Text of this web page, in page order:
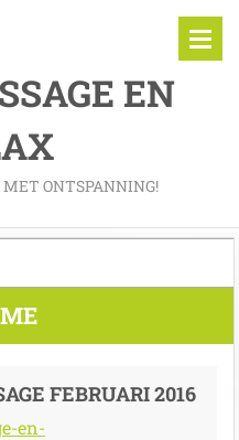
EN
ONTSPANNING!
FEBRUARI 2016
en-